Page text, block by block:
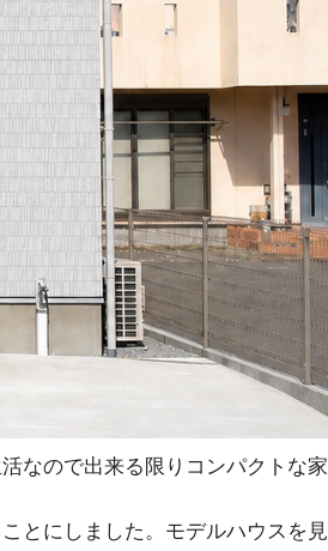
なので出来る限りコンパクトな家
とにしました。モデルハウスを見